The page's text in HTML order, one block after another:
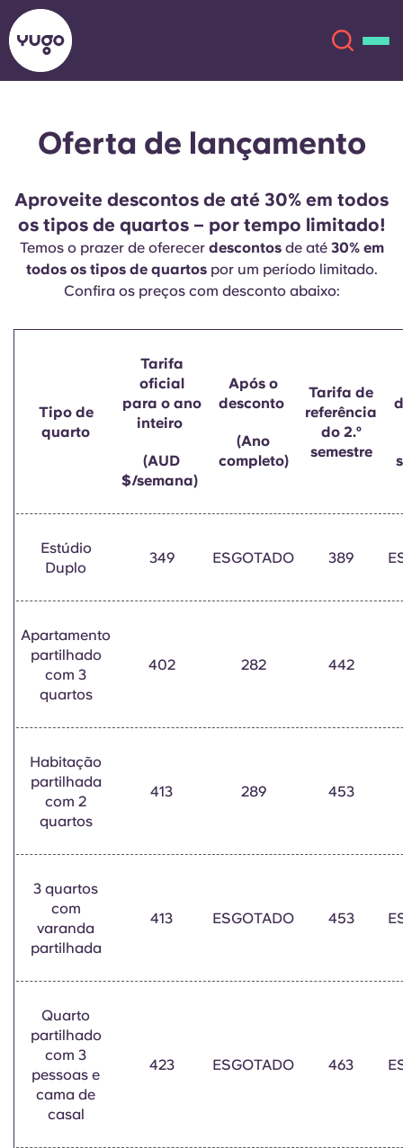
Sobre
Localizações
Mais
Conta
English (GB)
English (US)
Chinese
Español
Deutsch
Selecione um país
Selecione uma cidade
Selecione uma residência
Reservar agora
English (GB)
Chinese Español
Català Deutsch
Portuguese
Oferta de lançamento
Aproveite descontos de até 30% em todos
os tipos de quartos – por tempo limitado!
Temos o prazer de oferecer descontosde até 30% em
todos os tipos de quartospor um período limitado.
Confira os preços com desconto abaixo:
Tipo de
quarto
Tarifa
oficial
para o ano
inteiro
(AUD
$/semana)
Após o
desconto
(Ano
completo)
Tarifa de
referência
do 2.º
semestre
Estúdio
Duplo
349 ESGOTADO 389
Apartamento
partilhado
com 3
quartos
402 282 442
Habitação
partilhada
com 2
quartos
413 289 453
3 quartos
com
varanda
partilhada
413 ESGOTADO 453
Quarto
partilhado
com 3
pessoas e
cama de
casal
423 ESGOTADO 463